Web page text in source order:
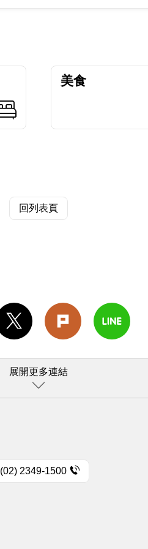
美食
回列表頁
展開更多連結
(02) 2349-1500